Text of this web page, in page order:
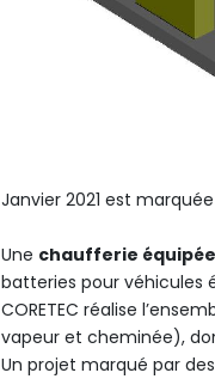
Janvier 2021 est
Une chaufferie équipée
batteries pour véhicules
CORETEC réalise
vapeur et cheminée),
Un projet marqué par